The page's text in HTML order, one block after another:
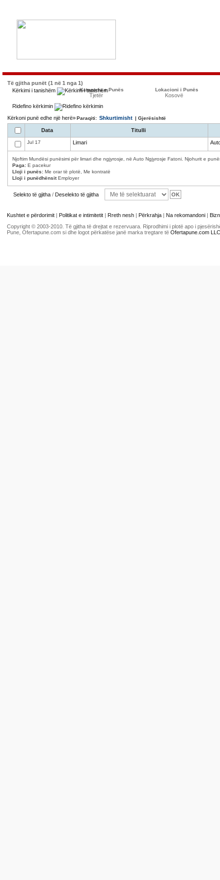
Të gjitha punët (1 në 1 nga 1)
Kërkimi i tanishëm
Kategoria e Punës
Tjetër
Lokacioni i Punës
Kosovë
Ridefino kërkimin
Kërkoni punë edhe një herë»Paraqiti: Shkurtimisht | Gjerësishtë
Data Titulli
Jul 17 Limari
Njoftim Mundësi punësimi për limari dhe ngjyrosje, në Auto Ngjyrosje Fatoni. Njohurit e
Paga: E pacekur
Lloji i punës: Me orar të plotë, Me kontratë
Lloji i punëdhënsitEmployer
Selekto të gjitha / Deselekto të gjitha
Kushtet e përdorimit | Politikat e intimitetit | Rreth nesh | Përkrahja | Na rekomandoni |
Copyright © 2003-2010. Të gjitha të drejtat e rezervuara. Riprodhimi i plotë apo i
Pune, Ofertapune.com si dhe logot përkatëse janë marka tregtare të Ofertapune.com LLC